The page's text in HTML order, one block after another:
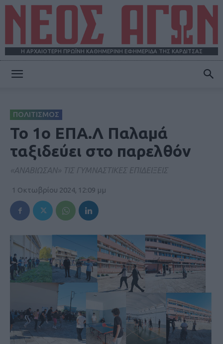
Η ΑΡΧΑΙΟΤΕΡΗ ΠΡΩΪΝΗ ΚΑΘΗΜΕΡΙΝΗ ΕΦΗΜΕΡΙΔΑ ΤΗΣ ΚΑΡΔΙΤΣΑΣ
ΠΟΛΙΤΙΣΜΟΣ
Το 1ο ΕΠΑ.Λ Παλαμά
ταξιδεύει στο παρελθόν
«ΑΝΑΒΙΩΣΑΝ» ΤΙΣ ΓΥΜΝΑΣΤΙΚΕΣ ΕΠΙΔΕΙΞΕΙΣ
1 Οκτωβρίου 2024, 12:09 μμ